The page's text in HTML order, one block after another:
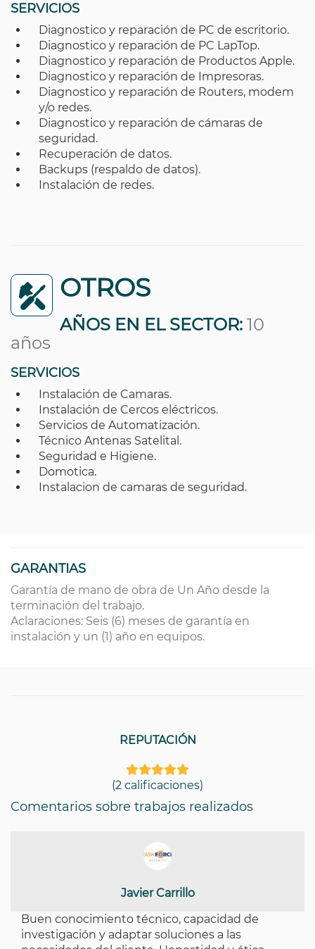
SERVICIOS
Diagnostico y reparación de PC de escritorio.
Diagnostico y reparación de PC LapTop.
Diagnostico y reparación de Productos Apple.
Diagnostico y reparación de Impresoras.
Diagnostico y reparación de Routers, modem
y/o redes.
Diagnostico y reparación de cámaras de
seguridad.
Recuperación de datos.
Backups (respaldo de datos).
Instalación de redes.
OTROS
AÑOS EN EL SECTOR: 10
años
SERVICIOS
Instalación de Camaras.
Instalación de Cercos eléctricos.
Servicios de Automatización.
Técnico Antenas Satelital.
Seguridad e Higiene.
Domotica.
Instalacion de camaras de seguridad.
GARANTIAS
Garantía de mano de obra de Un Año desde la
terminación del trabajo.
Aclaraciones: Seis (6) meses de garantía en
instalación y un (1) año en equipos.
REPUTACIÓN
(2 calificaciones)
Comentarios sobre trabajos realizados
Javier Carrillo
Buen conocimiento técnico, capacidad de
investigación y adaptar soluciones a las